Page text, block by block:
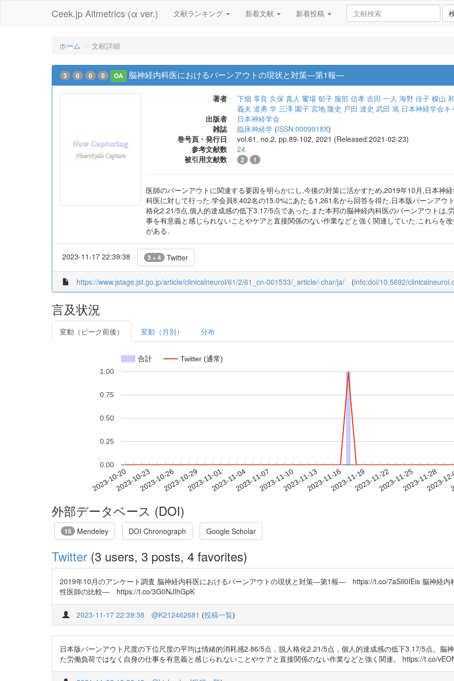
Ceek.jp Altmetrics (α ver.) 文献ランキング 新着文献 新着投稿
ホーム 文献詳細
3 0 0 0 OA 脳神経内科医におけるバーンアウトの現状と対策―第1報―
著者 下畑 享良 久保 真人 饗場 郁子 服部 信孝 吉田 一人 海野 佳子 横山
義夫 道勇 学 三澤 園子 宮地 隆史 戸田 達史 武田 篤 日本神経学会
出版者
日本神経学会
雑誌
臨床神経学 (ISSN:0009918X)
巻号頁・発行日
vol.61, no.2, pp.89-102, 2021 (Released:2021-02-23)
参考文献数
24
被引用文献数
2 1
医師のバーンアウトに関連する要因を明らかにし,今後の対策に活かすため,2019年10月,日本神
科医に対して行った.学会員8,402名の15.0%にあたる1,261名から回答を得た.日本版バーンアウ
格化2.21/5点,個人的達成感の低下3.17/5点であった.また本邦の脳神経内科医のバーンアウトは,
事を有意義と感じられないことやケアと直接関係のない作業などと強く関連していた.これらを
がある.
2023-11-17 22:39:38 3 + 4 Twitter
https://www.jstage.jst.go.jp/article/clinicalneurol/61/2/61_cn-001533/_article/-char/ja/ (info:doi/10.5692/
言及状況
変動（ピーク前後） 変動（月別） 分布
合計 Twitter (通常)
2023-10-202023-10-232023-10-262023-10-292023-11-012023-11-042023-11-072023-11-102023-11-132023-11-162023-11-192023-11-222023-11-252023-11-28
2023-
0.00
0.25
0.50
0.75
1.00
外部データベース (DOI)
15 Mendeley DOI Chronograph Google Scholar
Twitter (3 users, 3 posts, 4 favorites)
2019年10月のアンケート調査 脳神経内科医におけるバーンアウトの現状と対策―第1報― https://t.co/7aSIi0IEis 脳神経
性医師の比較― https://t.co/3G0NJIhGpK
2023-11-17 22:39:38 @K212462681 (投稿一覧)
日本版バーンアウト尺度の下位尺度の平均は情緒的消耗感2.86/5点，脱人格化2.21/5点，個人的達成感の低下3.17/5点。脳
た労働負荷ではなく自身の仕事を有意義と感じられないことやケアと直接関係のない作業などと強く関連。 https://t.co/